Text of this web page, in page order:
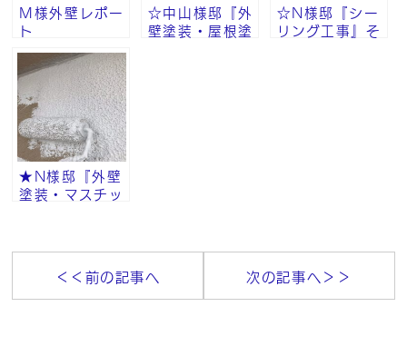
Ｍ様外壁レポー
ト
☆中山様邸『外
壁塗装・屋根塗
☆N様邸『シー
リング工事』そ
★N様邸『外壁
塗装・マスチッ
＜＜前の記事へ 次の記事へ＞＞